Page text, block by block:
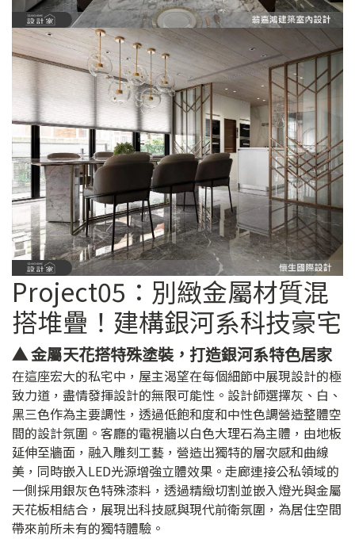
Project05：別緻金屬材質混
搭堆疊！建構銀河系科技豪宅
▲ 金屬天花搭特殊塗裝，打造銀河系特色居家
在這座宏大的私宅中，屋主渴望在每個細節中展現設計的極
致力道，盡情發揮設計的無限可能性。設計師選擇灰、白、
黑三色作為主要調性，透過低飽和度和中性色調營造整體空
間的設計氛圍。客廳的電視牆以白色大理石為主體，由地板
延伸至牆面，融入雕刻工藝，營造出獨特的層次感和曲線
美，同時嵌入LED光源增強立體效果。走廊連接公私領域的
一側採用銀灰色特殊漆料，透過精緻切割並嵌入燈光與金屬
天花板相結合，展現出科技感與現代前衛氛圍，為居住空間
帶來前所未有的獨特體驗。